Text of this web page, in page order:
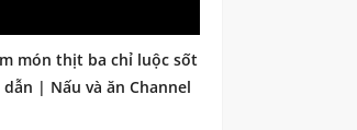
món thịt ba chỉ luộc sốt
| Nấu và ăn Channel